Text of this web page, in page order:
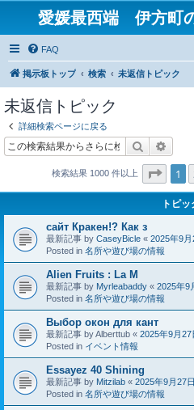
愛媛最西端 伊方町
FAQ
掲示板トップ 検索 未返信トピック
未返信トピック
詳細検索ページに戻る
検索
検索結果 1000 件以上 ペー
1
トピッ
сайт Кракен!? Как з
最新記事 by CaseyBicle « 2025年9
Posted in 名所や遊び場の情報
Alien Fruits : La M
最新記事 by Myrleabaddy « 2025年9
Posted in 名所や遊び場の情報
Выбор окон для кант
最新記事 byAlberttub « 2025年9月
Posted in イベント情報
Essayez 40 Shining
最新記事 by Mitzilab « 2025年9月27
Posted in 名所や遊び場の情報